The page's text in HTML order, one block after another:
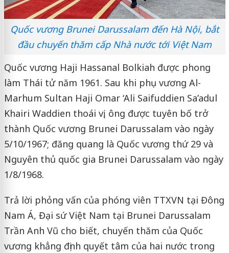
Quốc vương Brunei Darussalam đến Hà Nội, bắt
đầu chuyến thăm cấp Nhà nước tới Việt Nam
Quốc vương Haji Hassanal Bolkiah được phong
làm Thái tử năm 1961. Sau khi phụ vương Al-
Marhum Sultan Haji Omar ‘Ali Saifuddien Sa’adul
Khairi Waddien thoái vị, ông được tuyên bố trở
thành Quốc vương Brunei Darussalam vào ngày
5/10/1967; đăng quang là Quốc vương thứ 29 và
Nguyên thủ quốc gia Brunei Darussalam vào ngày
1/8/1968.
Trả lời phỏng vấn của phóng viên TTXVN tại Đông
Nam Á, Đại sứ Việt Nam tại Brunei Darussalam
Trần Anh Vũ cho biết, chuyến thăm của Quốc
vương khẳng định quyết tâm của hai nước trong